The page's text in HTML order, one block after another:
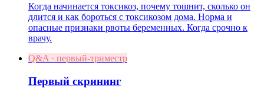
Когда начинается токсикоз, почему тошнит, сколько он
длится и как бороться с токсикозом дома. Норма и
опасные признаки рвоты беременных. Когда срочно к
врачу.
Q&A · первый-триместр
Первый скрининг